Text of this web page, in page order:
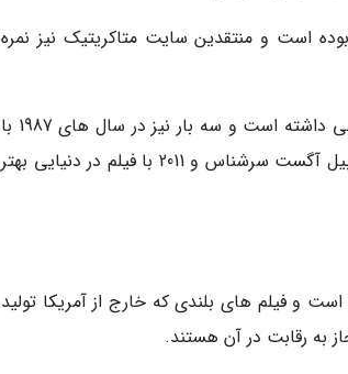
است و منتقدین سایت متاکریتیک نیز نمره
سینمای دانمارک تاکنون 11 بار کننده ای در جمع نامزدهای نهایی اسکار خارجی داشته است و سه بار نیز در سال های 1987 با
فیلم ضایفت باب به کارگردانی گابریل آکسل، 1988 با فیلم پله فاتح ساخته بیل آگست سرشناس و 2011 با فیلم در دنیایی بهتر
و فیلم های بلندی که خارج از آمریکا تولید
به رقابت در آن هستند.